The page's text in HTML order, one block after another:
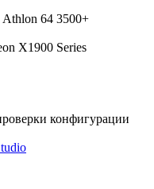
64 3500+
X1900 Series
конфигурации